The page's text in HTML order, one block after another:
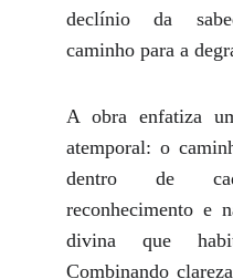
declínio da
caminho para a
A obra enfatiza
atemporal: o
dentro de
reconhecimento e
divina que
Combinando